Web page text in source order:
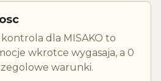
dla MISAKO to
wkrotce wygasaja, a 0
warunki.